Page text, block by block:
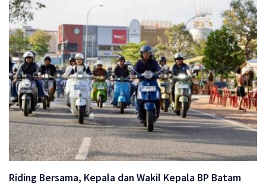
Riding Bersama, Kepala dan Wakil Kepala BP Batam